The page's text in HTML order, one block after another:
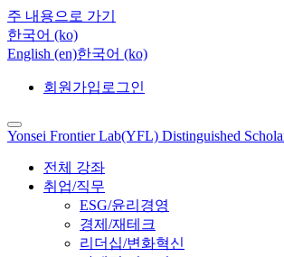
주 내용으로 가기
한국어 ‎(ko)‎
English ‎(en)‎한국어 ‎(ko)‎
회원가입 로그인
Yonsei Frontier Lab(YFL) Distinguished
전체 강좌
취업/직무
ESG/윤리경영
경제/재테크
리더십/변화혁신